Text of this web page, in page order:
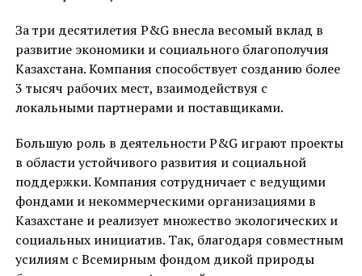
За три десятилетия P&G внесла весомый вклад в
развитие экономики и социального благополучия
Казахстана. Компания способствует созданию более
3 тысяч рабочих мест, взаимодействуя с
локальными партнерами и поставщиками.
Большую роль в деятельности P&G играют проекты
в области устойчивого развития и социальной
поддержки. Компания сотрудничает с ведущими
фондами и некоммерческими организациями в
Казахстане и реализует множество экологических и
социальных инициатив. Так, благодаря совместным
усилиям с Всемирным фондом дикой природы